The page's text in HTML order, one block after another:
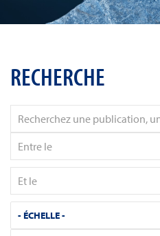
RECHERCHE
- ÉCHELLE -